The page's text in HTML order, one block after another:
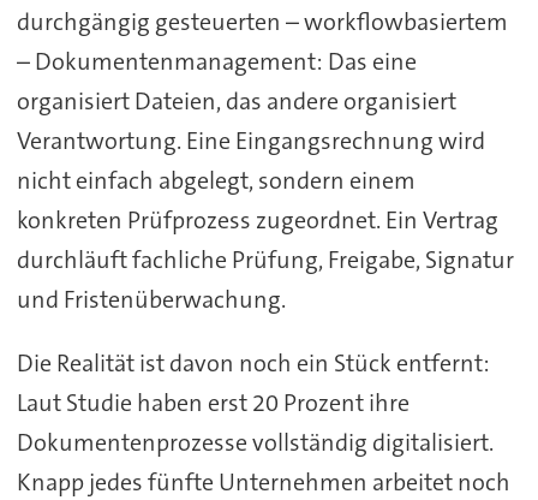
durchgängig gesteuerten – workflowbasiertem
– Dokumentenmanagement: Das eine
organisiert Dateien, das andere organisiert
Verantwortung. Eine Eingangsrechnung wird
nicht einfach abgelegt, sondern einem
konkreten Prüfprozess zugeordnet. Ein Vertrag
durchläuft fachliche Prüfung, Freigabe, Signatur
und Fristenüberwachung.
Die Realität ist davon noch ein Stück entfernt:
Laut Studie haben erst 20 Prozent ihre
Dokumentenprozesse vollständig digitalisiert.
Knapp jedes fünfte Unternehmen arbeitet noch